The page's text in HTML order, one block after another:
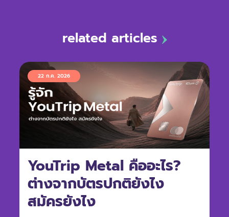
related articles
YouTrip Metal คืออะไร?
ต่างจากบัตรปกติยังไง
สมัครยังไง
22 ก.ค. 2026